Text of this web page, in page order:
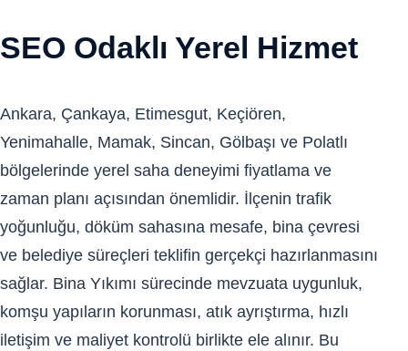
SEO Odaklı Yerel Hizmet
Ankara, Çankaya, Etimesgut, Keçiören,
Yenimahalle, Mamak, Sincan, Gölbaşı ve Polatlı
bölgelerinde yerel saha deneyimi fiyatlama ve
zaman planı açısından önemlidir. İlçenin trafik
yoğunluğu, döküm sahasına mesafe, bina çevresi
ve belediye süreçleri teklifin gerçekçi hazırlanmasını
sağlar. Bina Yıkımı sürecinde mevzuata uygunluk,
komşu yapıların korunması, atık ayrıştırma, hızlı
iletişim ve maliyet kontrolü birlikte ele alınır. Bu